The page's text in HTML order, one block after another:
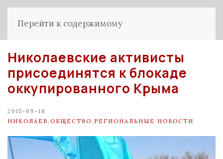
Перейти к содержимому
Николаевские активисты
присоединятся к блокаде
оккупированного Крыма
2015-09-18
НИКОЛАЕВ ОБЩЕСТВО РЕГИОНАЛЬНЫЕ НОВОСТИ